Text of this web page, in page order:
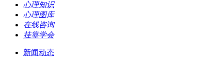
心理知识
心理图库
在线咨询
挂靠学会
新闻动态